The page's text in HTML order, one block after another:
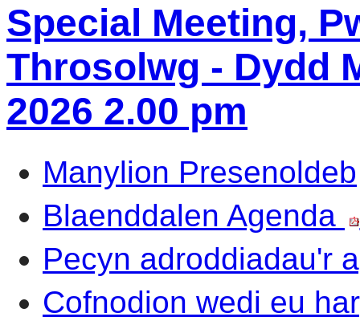
Special Meeting,
Throsolwg - Dydd
2026 2.00 pm
Manylion Presenoldeb
Blaenddalen Agenda
Pecyn adroddiadau'r
Cofnodion wedi eu